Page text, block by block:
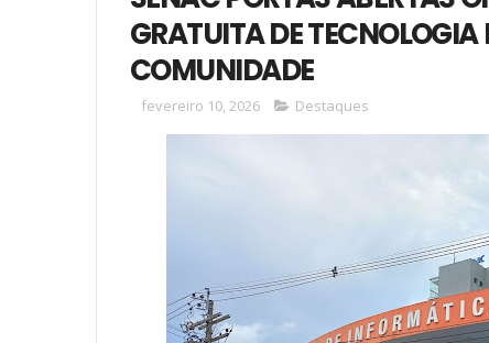
GRATUITA DE
COMUNIDADE
fevereiro 10, 2026 Destaques